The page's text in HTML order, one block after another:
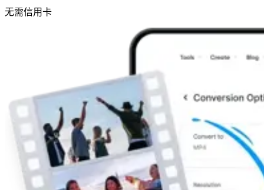
无需信用卡